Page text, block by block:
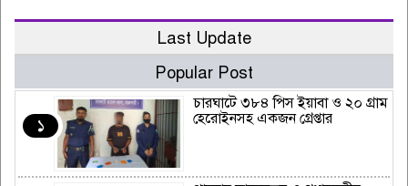
Last Update
Popular Post
১
চারঘাটে ৩৮৪ পিস ইয়াবা ও ২০ গ্রাম
হেরোইনসহ একজন গ্রেপ্তার